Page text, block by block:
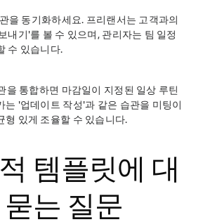
을 동기화하세요. 프리랜서는 고객과의
내기'를 볼 수 있으며, 관리자는 팀 일정
수 있습니다.
을 통합하면 마감일이 지정된 일상 루틴
는 '업데이트 작성'과 같은 습관을 미팅이
형 있게 조율할 수 있습니다.
템플릿에 대
는 질문